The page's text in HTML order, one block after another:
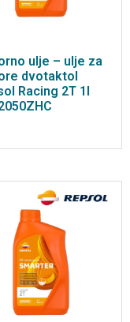
ulje – ulje za
dvotaktol
Racing 2T 1l